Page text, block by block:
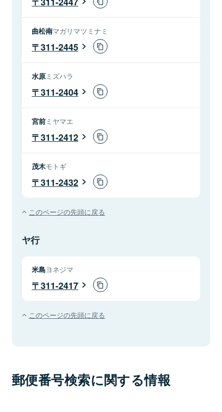
曲松南マガリマツミナミ
311-2445
水原ミズハラ
311-2404
宮前ミヤマエ
311-2412
茂木モトギ
311-2432
このページの先頭に戻る
ヤ行
米島ヨネジマ
311-2417
このページの先頭に戻る
郵便番号検索に関する情報